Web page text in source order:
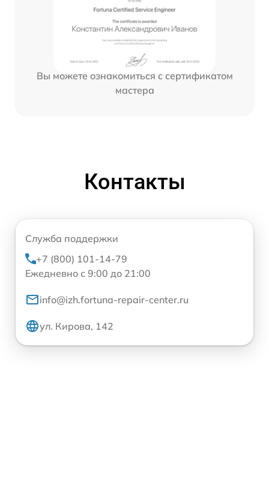
Вы можете ознакомиться с сертификатом
мастера
Контакты
Служба поддержки
+7 (800) 101-14-79
Ежедневно с 9:00 до 21:00
info@izh.fortuna-repair-center.ru
ул. Кирова, 142